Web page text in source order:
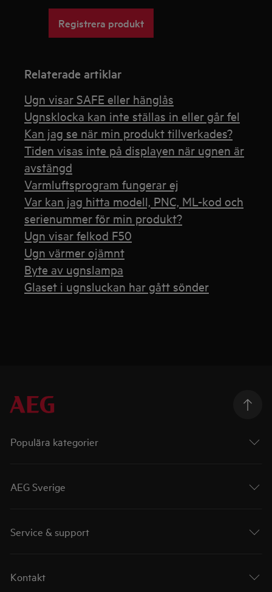
Registrera produkt
Relaterade artiklar
Ugn visar SAFE eller hänglås
Ugnsklocka kan inte ställas in eller går fel
Kan jag se när min produkt tillverkades?
Tiden visas inte på displayen när ugnen är
avstängd
Varmluftsprogram fungerar ej
Var kan jag hitta modell, PNC, ML-kod och
serienummer för min produkt?
Ugn visar felkod F50
Ugn värmer ojämnt
Byte av ugnslampa
Glaset i ugnsluckan har gått sönder
Populära kategorier
AEG Sverige
Service & support
Kontakt